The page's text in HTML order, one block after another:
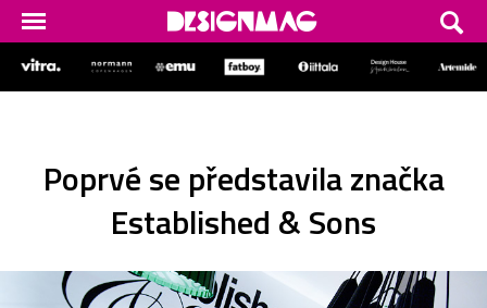
Poprvé se představila značka
Established & Sons